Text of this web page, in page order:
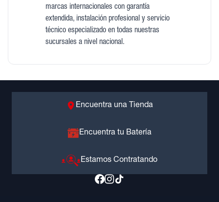
marcas internacionales con garantía
extendida, instalación profesional y servicio
técnico especializado en todas nuestras
sucursales a nivel nacional.
Encuentra una Tienda
Encuentra tu Batería
Estamos Contratando